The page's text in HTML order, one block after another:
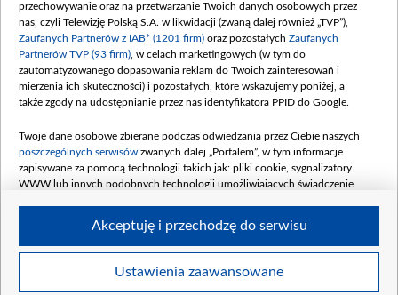
przechowywanie oraz na przetwarzanie Twoich danych osobowych przez
nas, czyli Telewizję Polską S.A. w likwidacji (zwaną dalej również „TVP”),
Zaufanych Partnerów z IAB* (1201 firm) oraz pozostałych Zaufanych
Partnerów TVP (93 firm) , w celach marketingowych (w tym do
zautomatyzowanego dopasowania reklam do Twoich zainteresowań i
mierzenia ich skuteczności) i pozostałych, które wskazujemy poniżej, a
także zgody na udostępnianie przez nas identyfikatora PPID do Google.
Twoje dane osobowe zbierane podczas odwiedzania przez Ciebie naszych
poszczególnych serwisów zwanych dalej „Portalem”, w tym informacje
zapisywane za pomocą technologii takich jak: pliki cookie, sygnalizatory
WWW lub innych podobnych technologii umożliwiających świadczenie
Twoje dane osobowe zbierane podczas odwiedzania przez Ciebie
Ustawienia zaawansowane
Akceptuję i przechodzę do serwisu